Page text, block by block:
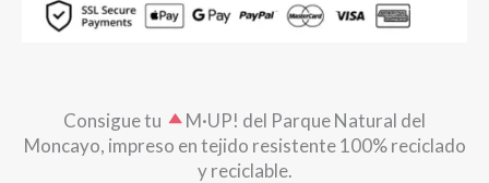
Consigue tu
​M·UP! del Parque Natural del
Moncayo, impreso en tejido resistente 100% reciclado
y reciclable.